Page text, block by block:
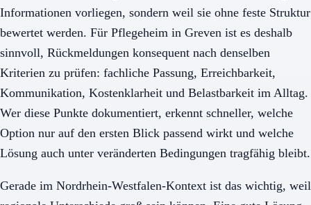
Informationen vorliegen, sondern weil sie ohne feste Struktur
bewertet werden. Für Pflegeheim in Greven ist es deshalb
sinnvoll, Rückmeldungen konsequent nach denselben
Kriterien zu prüfen: fachliche Passung, Erreichbarkeit,
Kommunikation, Kostenklarheit und Belastbarkeit im Alltag.
Wer diese Punkte dokumentiert, erkennt schneller, welche
Option nur auf den ersten Blick passend wirkt und welche
Lösung auch unter veränderten Bedingungen tragfähig bleibt.
Gerade im Nordrhein-Westfalen-Kontext ist das wichtig, weil